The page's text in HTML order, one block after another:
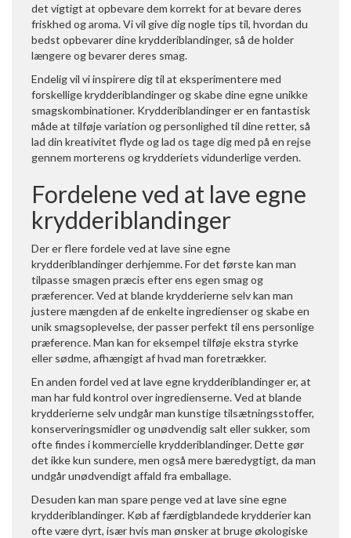
det vigtigt at opbevare dem korrekt for at bevare deres
friskhed og aroma. Vi vil give dig nogle tips til, hvordan du
bedst opbevarer dine krydderiblandinger, så de holder
længere og bevarer deres smag.
Endelig vil vi inspirere dig til at eksperimentere med
forskellige krydderiblandinger og skabe dine egne unikke
smagskombinationer. Krydderiblandinger er en fantastisk
måde at tilføje variation og personlighed til dine retter, så
lad din kreativitet flyde og lad os tage dig med på en rejse
gennem morterens og krydderiets vidunderlige verden.
Fordelene ved at lave egne
krydderiblandinger
Der er flere fordele ved at lave sine egne
krydderiblandinger derhjemme. For det første kan man
tilpasse smagen præcis efter ens egen smag og
præferencer. Ved at blande krydderierne selv kan man
justere mængden af de enkelte ingredienser og skabe en
unik smagsoplevelse, der passer perfekt til ens personlige
præference. Man kan for eksempel tilføje ekstra styrke
eller sødme, afhængigt af hvad man foretrækker.
En anden fordel ved at lave egne krydderiblandinger er, at
man har fuld kontrol over ingredienserne. Ved at blande
krydderierne selv undgår man kunstige tilsætningsstoffer,
konserveringsmidler og unødvendig salt eller sukker, som
ofte findes i kommercielle krydderiblandinger. Dette gør
det ikke kun sundere, men også mere bæredygtigt, da man
undgår unødvendigt affald fra emballage.
Desuden kan man spare penge ved at lave sine egne
krydderiblandinger. Køb af færdigblandede krydderier kan
ofte være dyrt, især hvis man ønsker at bruge økologiske